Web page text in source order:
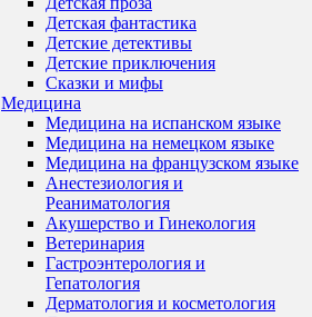
Детская фантастика
Детские детективы
Детские приключения
Сказки и мифы
Медицина
Медицина на испанском языке
Медицина на немецком языке
Медицина на французском языке
Анестезиология и
Реаниматология
Акушерство и Гинекология
Ветеринария
Гастроэнтерология и
Гепатология
Дерматология и косметология